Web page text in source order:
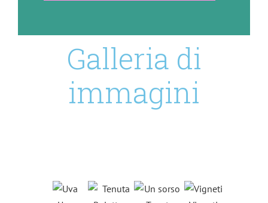
Galleria di
immagini